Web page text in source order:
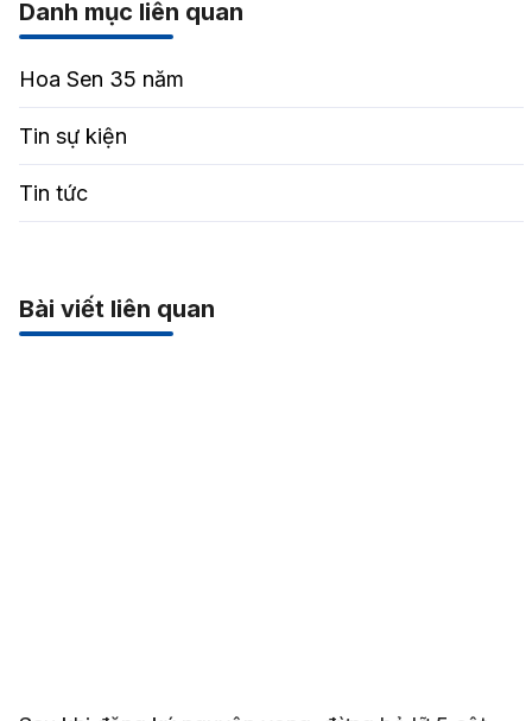
Danh mục liên quan
Hoa Sen 35 năm
Tin sự kiện
Tin tức
Bài viết liên quan